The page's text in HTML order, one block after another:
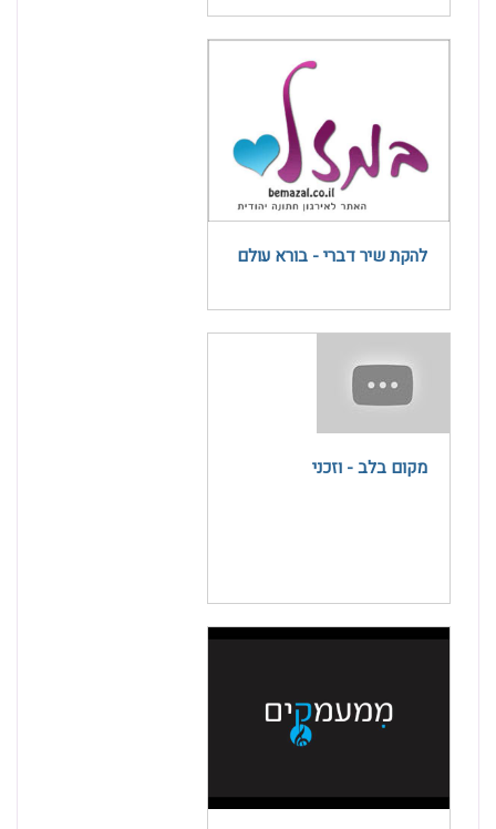
להקת שיר דברי - בורא עולם
מקום בלב - וזכני